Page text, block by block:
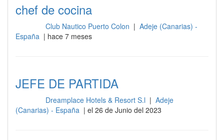
chef de cocina
Club Nautico Puerto Colon | Adeje (Canarias) -
España | hace 7 meses
JEFE DE PARTIDA
Dreamplace Hotels & Resort S.l | Adeje
(Canarias) - España | el 26 de Junio del 2023